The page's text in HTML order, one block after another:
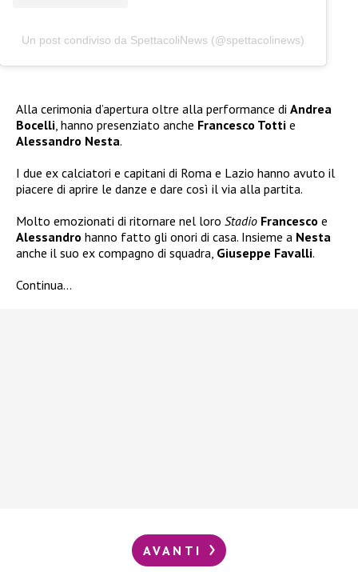
Un post condiviso da SpettacoliNews (@spettacolinews)
Alla cerimonia d’apertura oltre alla performance di Andrea
Bocelli , hanno presenziato anche Francesco Totti e
Alessandro Nesta.
I due ex calciatori e capitani di Roma e Lazio hanno avuto il
piacere di aprire le danze e dare così il via alla partita.
Molto emozionati di ritornare nel loro Stadio Francesco e
Alessandro hanno fatto gli onori di casa. Insieme a Nesta
anche il suo ex compagno di squadra, Giuseppe Favalli.
Continua…
AVANTI